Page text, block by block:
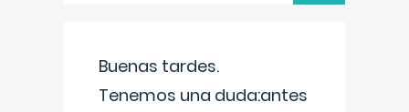
Buenas tardes.
Tenemos una duda:antes